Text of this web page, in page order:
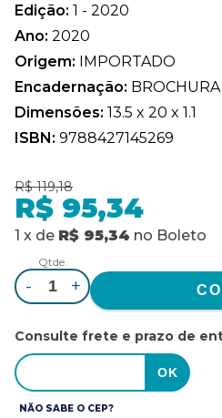
Edição: 1 - 2020
Ano: 2020
Origem: IMPORTADO
Encadernação: BROCHURA
Dimensões: 13.5 x 20 x 1.1
ISBN: 9788427145269
R$ 119,18
R$ 95,34
1 x de R$ 95,34 no Boleto
Qtde.
- +
Consulte frete e prazo de
NÃO SABE O CEP?